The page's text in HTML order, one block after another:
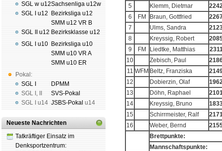
SGL w u12
SGL I u12
SGL II u12
SGL I u10
Pokal:
SGL I
SGL I ,
SGL I
u14
Sachsenliga u12w
Bezirksliga u12
SMM u12 VR B
Bezirksklasse u12
Bezirksliga u10
SMM u10 VR A
SMM u10 ER
DPMM
SVS-Pokal
JSBS-Pokal u14
Neueste Nachrichten
Tatkräftiger Einsatz im
Denksportzentrum:
5
Klemm, Dietmar
6
FM Braun, Gottfried
7
Ulms, Sandra
8
Kreyssig, Robert
9
FM Liedtke, Matthias
10
Zebisch, Paul
11 WFM Beltz, Franziska
12
Dobierzin, Olaf
13
Döhn, Raphael
14
Kreyssig, Bruno
15
Schirrmeister, Ralf
16
Weber, Bernd
Brettpunkte:
Mannschaftspunkte: